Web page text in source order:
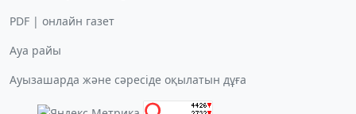
PDF | онлайн газет
Ауа райы
Ауызашарда және сәресіде оқылатын дұға